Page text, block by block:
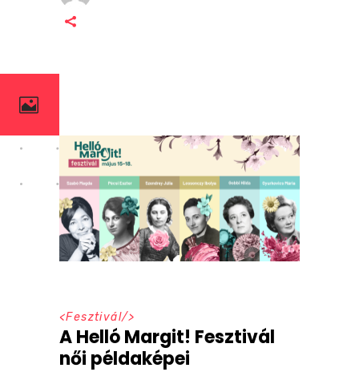
<Fesztivál/>
A Helló Margit! Fesztivál
női példaképei